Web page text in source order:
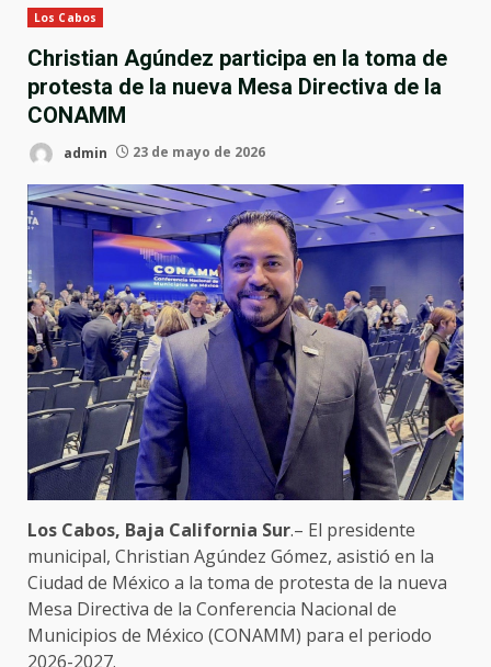
Los Cabos
Christian Agúndez participa en la toma de
protesta de la nueva Mesa Directiva de la
CONAMM
admin 23 de mayo de 2026
Los Cabos, Baja California Sur.– El presidente
municipal, Christian Agúndez Gómez, asistió en la
Ciudad de México a la toma de protesta de la nueva
Mesa Directiva de la Conferencia Nacional de
Municipios de México (CONAMM) para el periodo
2026-2027.